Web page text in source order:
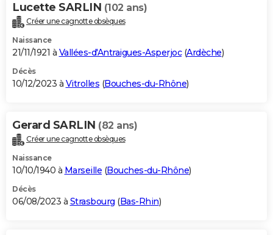
Lucette SARLIN (102 ans)
Créer une cagnotte obsèques
Naissance
21/11/1921 à Vallées-d'Antraigues-Asperjoc(Ardèche)
Décès
10/12/2023 à Vitrolles (Bouches-du-Rhône)
Gerard SARLIN (82 ans)
Créer une cagnotte obsèques
Naissance
10/10/1940 à Marseille (Bouches-du-Rhône)
Décès
06/08/2023 à Strasbourg (Bas-Rhin)